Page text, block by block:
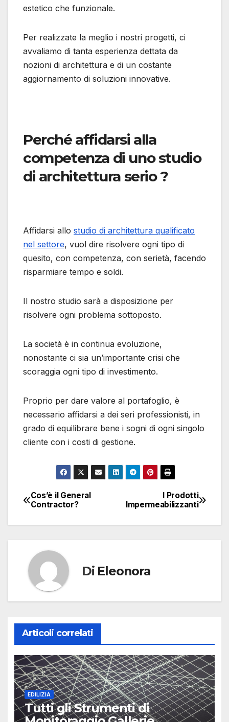
estetico che funzionale.
Per realizzate la meglio i nostri progetti, ci
avvaliamo di tanta esperienza dettata da
nozioni di architettura e di un costante
aggiornamento di soluzioni innovative.
Perché affidarsi alla
competenza di uno studio
di architettura serio ?
Affidarsi allo studio di architettura qualificato
nel settore, vuol dire risolvere ogni tipo di
quesito, con competenza, con serietà, facendo
risparmiare tempo e soldi.
Il nostro studio sarà a disposizione per
risolvere ogni problema sottoposto.
La società è in continua evoluzione,
nonostante ci sia un’importante crisi che
scoraggia ogni tipo di investimento.
Proprio per dare valore al portafoglio, è
necessario affidarsi a dei seri professionisti, in
grado di equilibrare bene i sogni di ogni singolo
cliente con i costi di gestione.
Navigazione
articoli
I Prodotti
Impermeabilizzanti
Cos’è il General
Contractor?
Di Eleonora
Articoli correlati
EDILIZIA
Tutti gli Strumenti di